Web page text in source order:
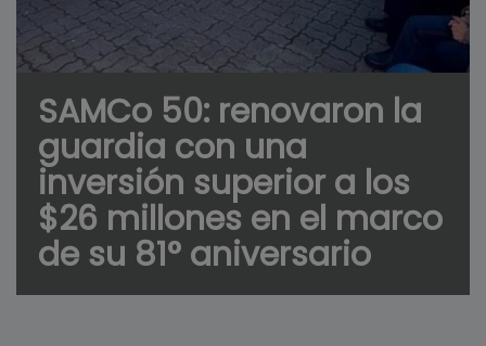
SAMCo 50: renovaron la
guardia con una
inversión superior a los
$26 millones en el marco
de su 81° aniversario